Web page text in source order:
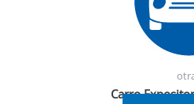
Carro